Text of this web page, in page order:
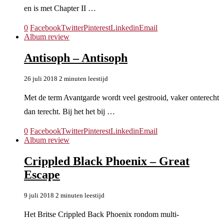
en is met Chapter II …
0 FacebookTwitterPinterestLinkedinEmail
Album review
Antisoph – Antisoph
26 juli 2018 2 minuten leestijd
Met de term Avantgarde wordt veel gestrooid, vaker onterecht
dan terecht. Bij het het bij …
0 FacebookTwitterPinterestLinkedinEmail
Album review
Crippled Black Phoenix – Great
Escape
9 juli 2018 2 minuten leestijd
Het Britse Crippled Back Phoenix rondom multi-